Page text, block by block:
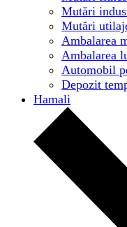
Mutări
Mutări
Ambalarea
Ambalarea
Automobil
Depozit
Hamali